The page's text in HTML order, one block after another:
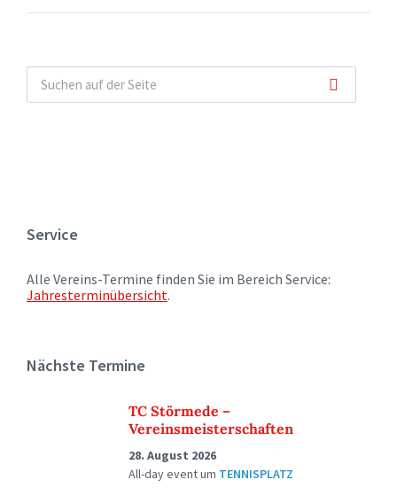
Service
Alle Vereins-Termine finden Sie im Bereich Service:
Jahresterminübersicht.
Nächste Termine
TC Störmede –
Vereinsmeisterschaften
28. August 2026
All-day eventum TENNISPLATZ